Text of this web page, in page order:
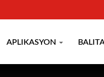
APLIKASYON